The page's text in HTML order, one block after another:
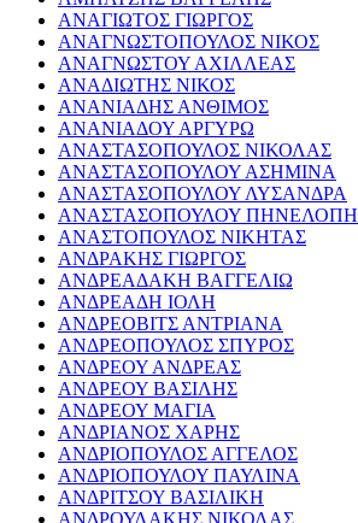
ΑΝΑΓΙΩΤΟΣ ΓΙΩΡΓΟΣ
ΑΝΑΓΝΩΣΤΟΠΟΥΛΟΣ ΝΙΚΟΣ
ΑΝΑΓΝΩΣΤΟΥ ΑΧΙΛΛΕΑΣ
ΑΝΑΔΙΩΤΗΣ ΝΙΚΟΣ
ΑΝΑΝΙΑΔΗΣ ΑΝΘΙΜΟΣ
ΑΝΑΝΙΑΔΟΥ ΑΡΓΥΡΩ
ΑΝΑΣΤΑΣΟΠΟΥΛΟΣ ΝΙΚΟΛΑΣ
ΑΝΑΣΤΑΣΟΠΟΥΛΟΥ ΑΣΗΜΙΝΑ
ΑΝΑΣΤΑΣΟΠΟΥΛΟΥ ΛΥΣΑΝΔΡΑ
ΑΝΑΣΤΑΣΟΠΟΥΛΟΥ ΠΗΝΕΛΟΠΗ
ΑΝΑΣΤΟΠΟΥΛΟΣ ΝΙΚΗΤΑΣ
ΑΝΔΡΑΚΗΣ ΓΙΩΡΓΟΣ
ΑΝΔΡΕΑΔΑΚΗ ΒΑΓΓΕΛΙΩ
ΑΝΔΡΕΑΔΗ ΙΟΛΗ
ΑΝΔΡΕΟΒΙΤΣ ΑΝΤΡΙΑΝΑ
ΑΝΔΡΕΟΠΟΥΛΟΣ ΣΠΥΡΟΣ
ΑΝΔΡΕΟΥ ΑΝΔΡΕΑΣ
ΑΝΔΡΕΟΥ ΒΑΣΙΛΗΣ
ΑΝΔΡΕΟΥ ΜΑΓΙΑ
ΑΝΔΡΙΑΝΟΣ ΧΑΡΗΣ
ΑΝΔΡΙΟΠΟΥΛΟΣ ΑΓΓΕΛΟΣ
ΑΝΔΡΙΟΠΟΥΛΟΥ ΠΑΥΛΙΝΑ
ΑΝΔΡΙΤΣΟΥ ΒΑΣΙΛΙΚΗ